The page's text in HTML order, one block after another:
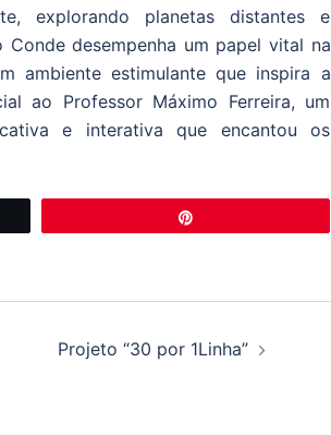
explorando planetas distantes e
desempenha um papel vital na
ambiente estimulante que inspira a
ao Professor Máximo Ferreira, um
e interativa que encantou os
Projeto “30 por 1Linha”